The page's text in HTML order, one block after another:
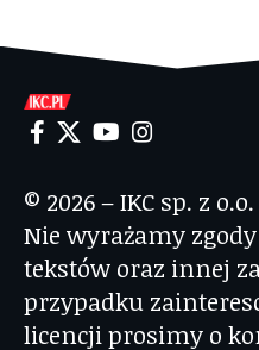
© 2026 – IKC sp. z o.o.
Nie wyrażamy
tekstów oraz innej
przypadku
licencji prosimy o